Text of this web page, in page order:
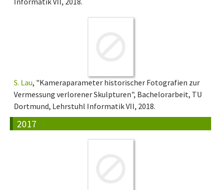
S. Lau, "Kameraparameter historischer Fotografien zur
Vermessung verlorener Skulpturen", Bachelorarbeit, TU
Dortmund, Lehrstuhl Informatik VII, 2018.
2017